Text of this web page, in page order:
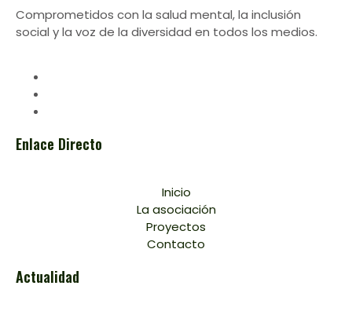
Comprometidos con la salud mental, la inclusión
social y la voz de la diversidad en todos los medios.
Enlace Directo
Inicio
La asociación
Proyectos
Contacto
Actualidad